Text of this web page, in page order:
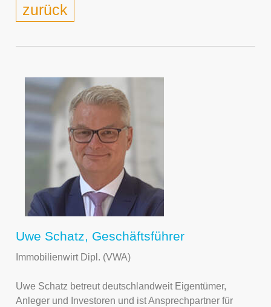
zurück
Uwe Schatz, Geschäftsführer
Immobilienwirt Dipl. (VWA)
Uwe Schatz betreut deutschlandweit Eigentümer,
Anleger und Investoren und ist Ansprechpartner für